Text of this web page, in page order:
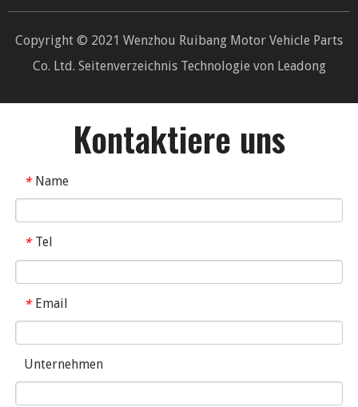
Copyright © 2021 Wenzhou Ruibang Motor Vehicle Parts
Co. Ltd. SeitenverzeichnisTechnologie von Leadong
Kontaktiere uns
* Name
* Tel
* Email
Unternehmen